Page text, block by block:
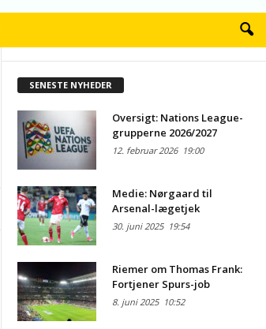
SENESTE NYHEDER
Oversigt: Nations League-
grupperne 2026/2027
12. februar 202619:00
Medie: Nørgaard til
Arsenal-lægetjek
30. juni 202519:54
Riemer om Thomas Frank:
Fortjener Spurs-job
8. juni 202510:52